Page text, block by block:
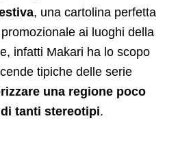
, una cartolina perfetta
ai luoghi della
infatti Makari ha lo scopo
tipiche delle serie
una regione poco
tanti stereotipi.